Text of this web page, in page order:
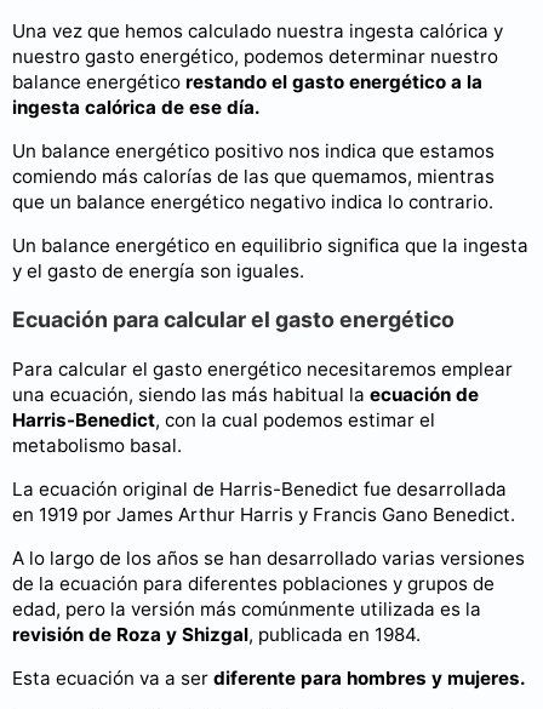
Una vez que hemos calculado nuestra ingesta calórica y
nuestro gasto energético, podemos determinar nuestro
balance energético restando el gasto energético a la
ingesta calórica de ese día.
Un balance energético positivo nos indica que estamos
comiendo más calorías de las que quemamos, mientras
que un balance energético negativo indica lo contrario.
Un balance energético en equilibrio significa que la ingesta
y el gasto de energía son iguales.
Ecuación para calcular el gasto energético
Para calcular el gasto energético necesitaremos emplear
una ecuación, siendo las más habitual la ecuación de
Harris-Benedict, con la cual podemos estimar el
metabolismo basal.
La ecuación original de Harris-Benedict fue desarrollada
en 1919 por James Arthur Harris y Francis Gano Benedict.
A lo largo de los años se han desarrollado varias versiones
de la ecuación para diferentes poblaciones y grupos de
edad, pero la versión más comúnmente utilizada es la
revisión de Roza y Shizgal, publicada en 1984.
Esta ecuación va a ser diferente para hombres y mujeres.